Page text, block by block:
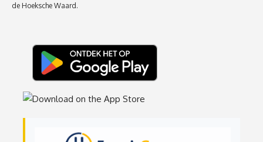
de Hoeksche Waard.